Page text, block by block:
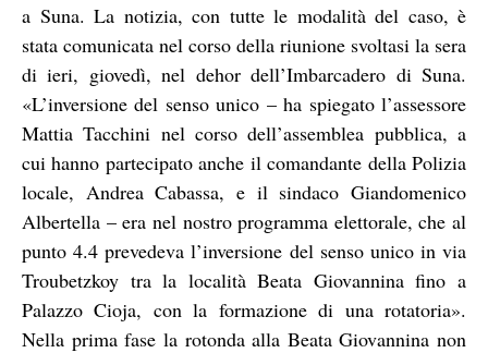
a Suna. La notizia, con tutte le modalità del caso, è
stata comunicata nel corso della riunione svoltasi la sera
di ieri, giovedì, nel dehor dell’Imbarcadero di Suna.
«L’inversione del senso unico – ha spiegato l’assessore
Mattia Tacchini nel corso dell’assemblea pubblica, a
cui hanno partecipato anche il comandante della Polizia
locale, Andrea Cabassa, e il sindaco Giandomenico
Albertella – era nel nostro programma elettorale, che al
punto 4.4 prevedeva l’inversione del senso unico in via
Troubetzkoy tra la località Beata Giovannina fino a
Palazzo Cioja, con la formazione di una rotatoria».
Nella prima fase la rotonda alla Beata Giovannina non